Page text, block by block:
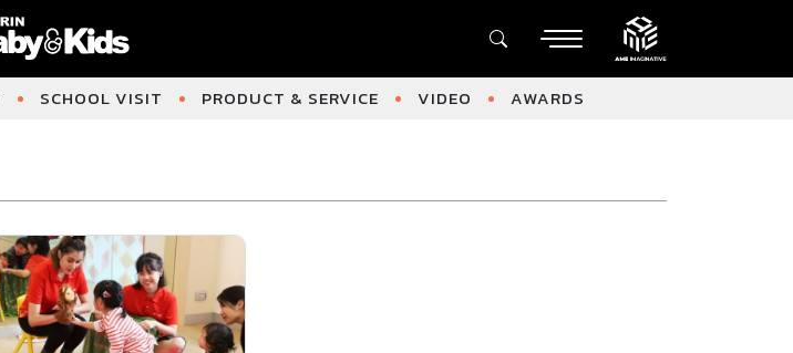
SCHOOL VISIT PRODUCT & SERVICE VIDEO AWARDS